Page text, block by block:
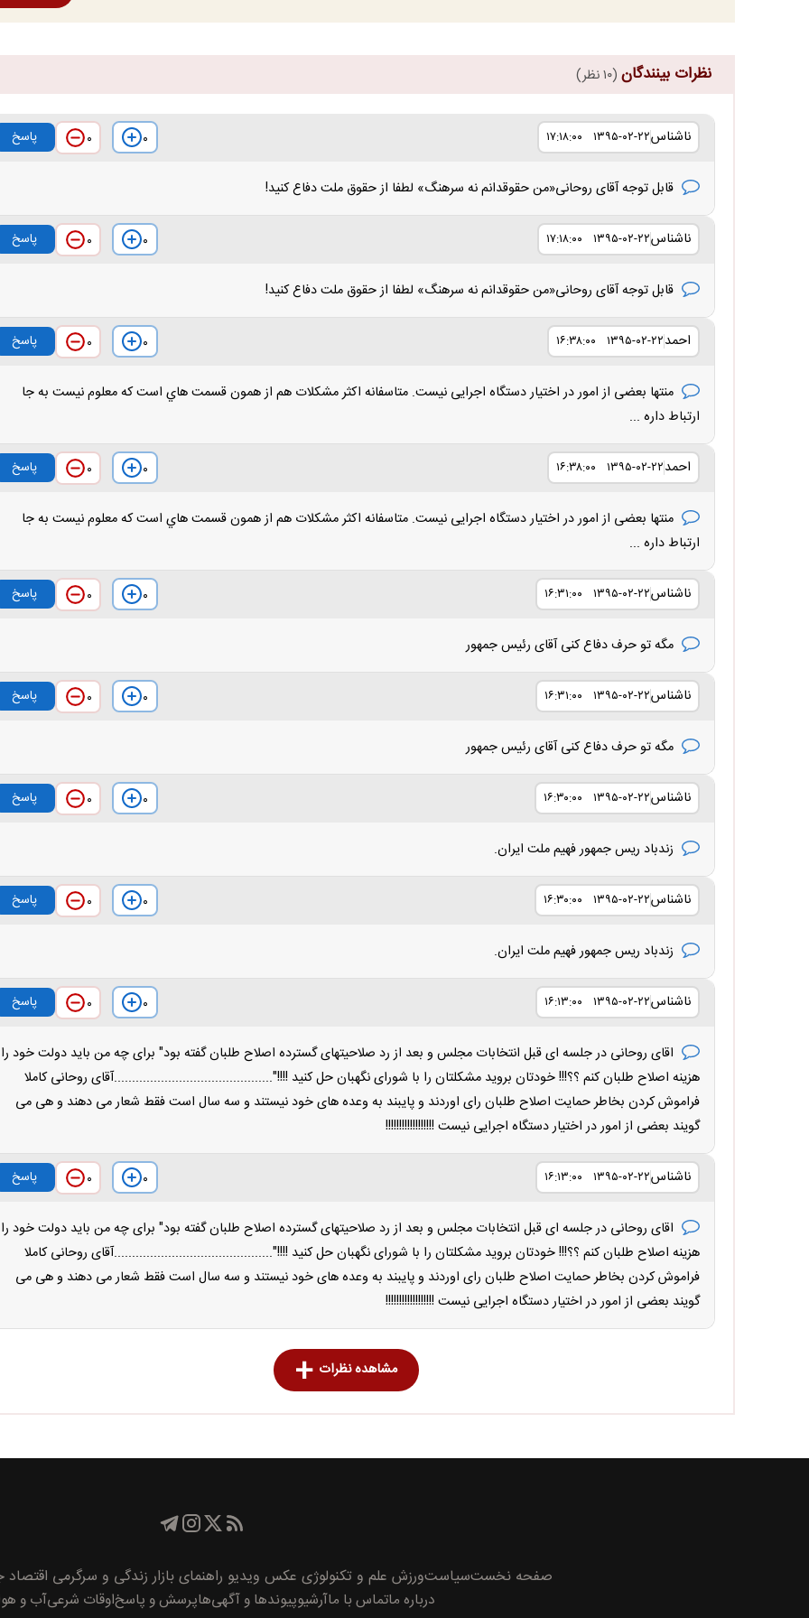
نظرات بینندگان (۱۰ نظر)
ناشناس۱۳۹۵-۰۲-۲۲ ۱۷:۱۸:۰۰ ۰ ۰ پاسخ
قابل توجه آقای روحانی«من حقوقدانم نه سرهنگ» لطفا از حقوق ملت دفاع کنید!
ناشناس۱۳۹۵-۰۲-۲۲ ۱۷:۱۸:۰۰ ۰ ۰ پاسخ
قابل توجه آقای روحانی«من حقوقدانم نه سرهنگ» لطفا از حقوق ملت دفاع کنید!
احمد۱۳۹۵-۰۲-۲۲ ۱۶:۳۸:۰۰ ۰ ۰ پاسخ
منتها بعضی از امور در اختیار دستگاه اجرایی نیست. متاسفانه اکثر مشکلات هم از همون قسمت هاي است که معلوم نيست به جا
ارتباط داره ...
احمد۱۳۹۵-۰۲-۲۲ ۱۶:۳۸:۰۰ ۰ ۰ پاسخ
منتها بعضی از امور در اختیار دستگاه اجرایی نیست. متاسفانه اکثر مشکلات هم از همون قسمت هاي است که معلوم نيست به جا
ارتباط داره ...
ناشناس۱۳۹۵-۰۲-۲۲ ۱۶:۳۱:۰۰ ۰ ۰ پاسخ
مگه تو حرف دفاع کنی آقای رئیس جمهور
ناشناس۱۳۹۵-۰۲-۲۲ ۱۶:۳۱:۰۰ ۰ ۰ پاسخ
مگه تو حرف دفاع کنی آقای رئیس جمهور
ناشناس۱۳۹۵-۰۲-۲۲ ۱۶:۳۰:۰۰ ۰ ۰ پاسخ
زندباد ریس جمهور فهیم ملت ایران.
ناشناس۱۳۹۵-۰۲-۲۲ ۱۶:۳۰:۰۰ ۰ ۰ پاسخ
زندباد ریس جمهور فهیم ملت ایران.
ناشناس۱۳۹۵-۰۲-۲۲ ۱۶:۱۳:۰۰ ۰ ۰ پاسخ
اقای روحانی در جلسه ای قبل انتخابات مجلس و بعد از رد صلاحیتهای گسترده اصلاح طلبان گفته بود" برای چه من باید دولت خود را
هزینه اصلاح طلبان کنم ؟؟!!! خودتان بروید مشکلتان را با شورای نگهبان حل کنید !!!!"............................................آقای روحانی کاملا
فراموش کردن بخاطر حمایت اصلاح طلبان رای اوردند و پایبند به وعده های خود نیستند و سه سال است فقط شعار می دهند و هی می
گویند بعضی از امور در اختیار دستگاه اجرایی نیست !!!!!!!!!!!!!!!!!!
ناشناس۱۳۹۵-۰۲-۲۲ ۱۶:۱۳:۰۰ ۰ ۰ پاسخ
اقای روحانی در جلسه ای قبل انتخابات مجلس و بعد از رد صلاحیتهای گسترده اصلاح طلبان گفته بود" برای چه من باید دولت خود را
هزینه اصلاح طلبان کنم ؟؟!!! خودتان بروید مشکلتان را با شورای نگهبان حل کنید !!!!"............................................آقای روحانی کاملا
فراموش کردن بخاطر حمایت اصلاح طلبان رای اوردند و پایبند به وعده های خود نیستند و سه سال است فقط شعار می دهند و هی می
گویند بعضی از امور در اختیار دستگاه اجرایی نیست !!!!!!!!!!!!!!!!!!
مشاهده نظرات
صفحه نخستسیاستورزش علم و تکنولوژی عکس ویدیو راهنمای بازارزندگی و سرگرمی اقتصاد
درباره ماتماس با ماآرشیوپیوند‌ها و آگهی‌هاپرسش و پاسخاوقات شرعیآب و